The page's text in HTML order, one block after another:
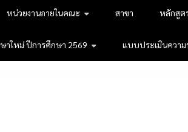
หน่วยงานภายในคณะ สาขา หลักสูต
าใหม่ ปีการศึกษา 2569 แบบประเมินควา